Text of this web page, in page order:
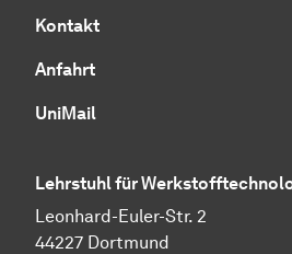
Kontakt
Anfahrt
UniMail
Lehrstuhl für
Leonhard-Euler-Str. 2
44227 Dortmund